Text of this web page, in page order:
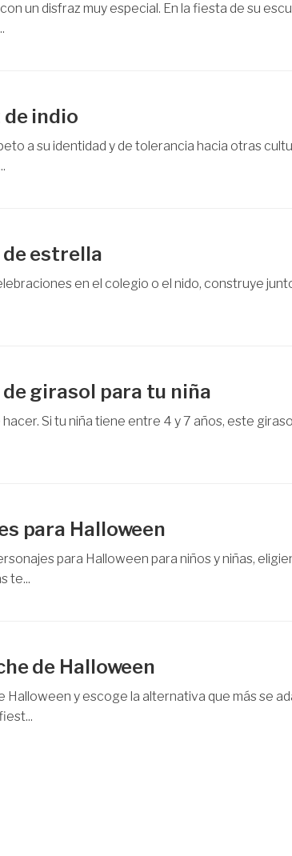
un disfraz muy especial. En la fiesta de su
de indio
a su identidad y de tolerancia hacia otras
estrella
en el colegio o el nido, construye
girasol para tu niña
Si tu niña tiene entre 4 y 7 años, este
para Halloween
para Halloween para niños y niñas,
te...
de Halloween
Halloween y escoge la alternativa que más se